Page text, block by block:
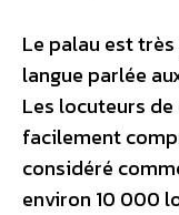
Le palau est
langue parlée
Les locuteurs
facilement
considéré
environ 10 000